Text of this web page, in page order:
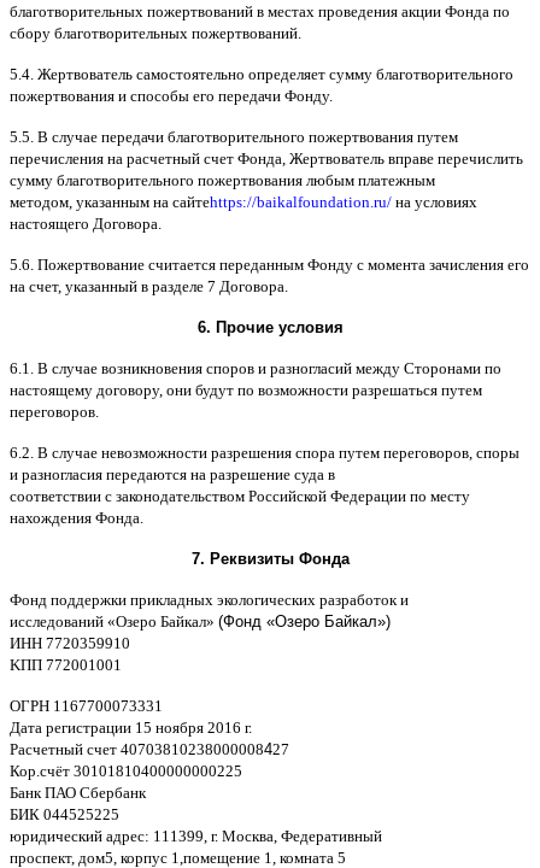
благотворительных пожертвований в местах проведения акции Фонда по
сбору благотворительных пожертвований
5.4. Жертвователь самостоятельно определяет сумму благотворительного
пожертвования и способы его передачи Фонду.
5.5. B случае передачи благотворительного пожертвования путем
перечисления на расчетный счет Фонда Жертвователь вправе перечислить
сумму благотворительного пожертвования любым платежным
методом указанным на сайтеhttps://baikalfoundation.ru/ на условиях
настоящего Договора
5.6. Пожертвование считается переданным Фонду с момента зачисления его
на счет, указанный в разделе 7 Договора
6. Прочие условия
6.1. B случае возникновения споров и разногласий между Сторонами по
настоящему договору, они будут по возможности разрешаться путем
переговоров
6.2. B случае невозможности разрешения спора путем переговоров споры
и разногласия передаются на разрешение суда в
соответствии c законодательством Российской Федерации по месту
нахождения Фонда
7. Реквизиты Фонда
Фонд поддержки прикладных экологических разработок и
исследований «Озеро Байкал» (Фонд «Озеро Байкал»)
ИНН 7720359910
KПП 772001001
ОГРН 1167700073331
Дата регистрации 15 ноября 2016 г.
Расчетный счет 40703810238000008427
Кор счёт 30101810400000000225
Банк ПАО Сбербанк
БИК 044525225
юридический адрес: 111399, г. Москва Федеративный
проспект, дом5, корпус 1, помещение 1, комната 5